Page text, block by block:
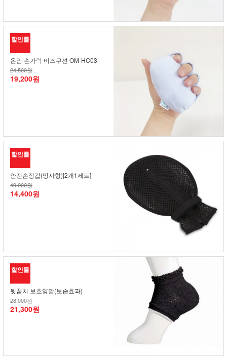
할인률
온맘 손가락 비즈쿠션 OM-HC03
24,500원
19,200원
할인률
안전손장갑(망사형)[2개1세트]
49,000원
14,400원
할인률
뒷꿈치 보호양말(보습효과)
28,000원
21,300원